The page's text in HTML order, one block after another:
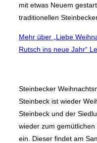
mit etwas Neuem
traditionellen
Mehr über „Liebe
Rutsch ins neue Jahr“
Steinbecker
Steinbeck ist wieder
Steinbeck und der
wieder zum
ein. Dieser findet am